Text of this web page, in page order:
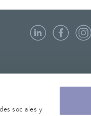
sociales y